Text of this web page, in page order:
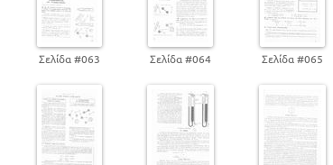
Σελίδα #063 Σελίδα #064 Σελίδα #065